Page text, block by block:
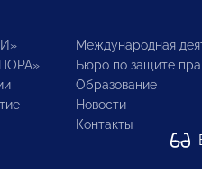
Международная
Бюро по защите
Образование
Новости
Контакты